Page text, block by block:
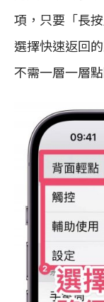
項，只要「長
選擇快速返回
不需一層一層